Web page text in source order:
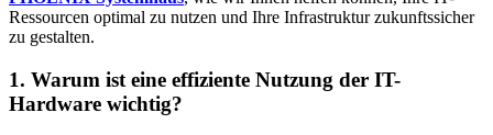
Ressourcen optimal zu nutzen und Ihre Infrastruktur zukunftssicher
zu gestalten.
1. Warum ist eine effiziente Nutzung der IT-
Hardware wichtig?